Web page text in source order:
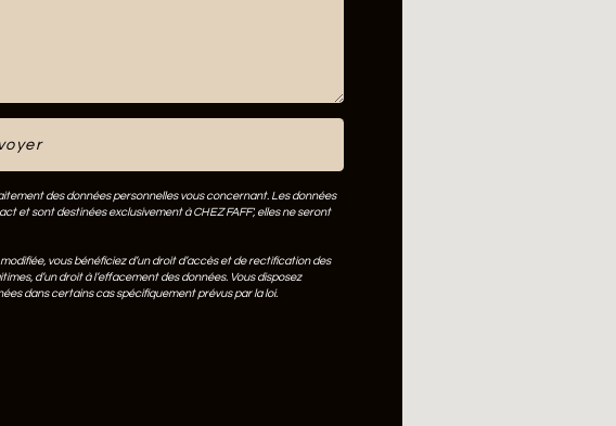
des données personnelles vous concernant. Les données
et sont destinées exclusivement à CHEZ FAFF', elles ne seront
vous bénéficiez d’un droit d’accès et de rectification des
d’un droit à l’effacement des données. Vous disposez
dans certains cas spécifiquement prévus par la loi.